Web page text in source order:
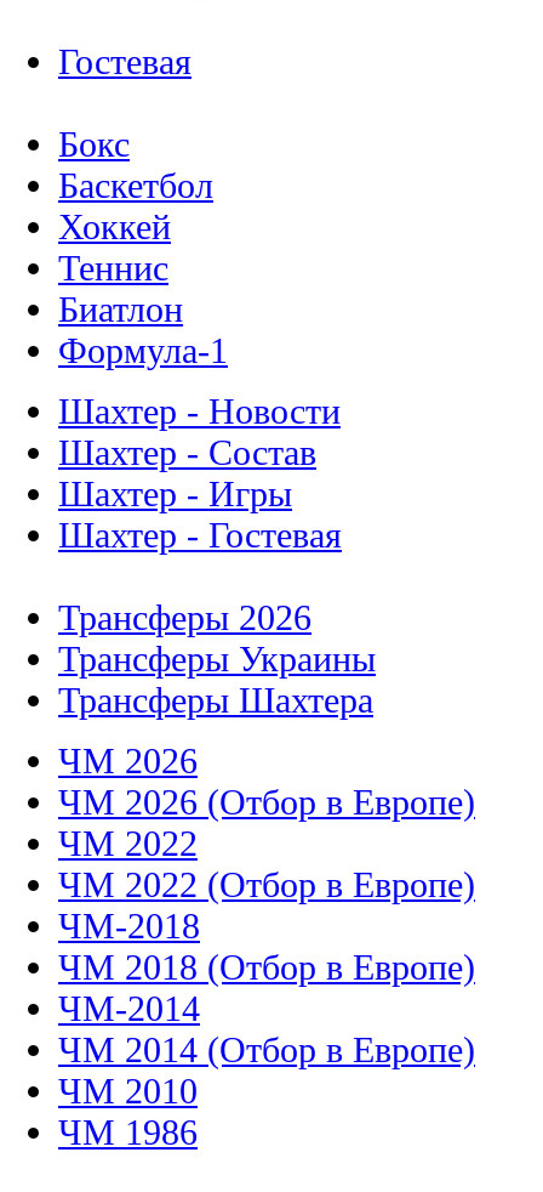
Гостевая
Бокс
Баскетбол
Хоккей
Теннис
Биатлон
Формула-1
Шахтер - Новости
Шахтер - Состав
Шахтер - Игры
Шахтер - Гостевая
Трансферы 2026
Трансферы Украины
Трансферы Шахтера
ЧМ 2026
ЧМ 2026 (Отбор в Европе)
ЧМ 2022
ЧМ 2022 (Отбор в Европе)
ЧМ-2018
ЧМ 2018 (Отбор в Европе)
ЧМ-2014
ЧМ 2014 (Отбор в Европе)
ЧМ 2010
ЧМ 1986